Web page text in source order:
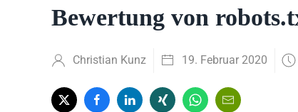
Bewertung von
Christian Kunz 19. Februar 2020